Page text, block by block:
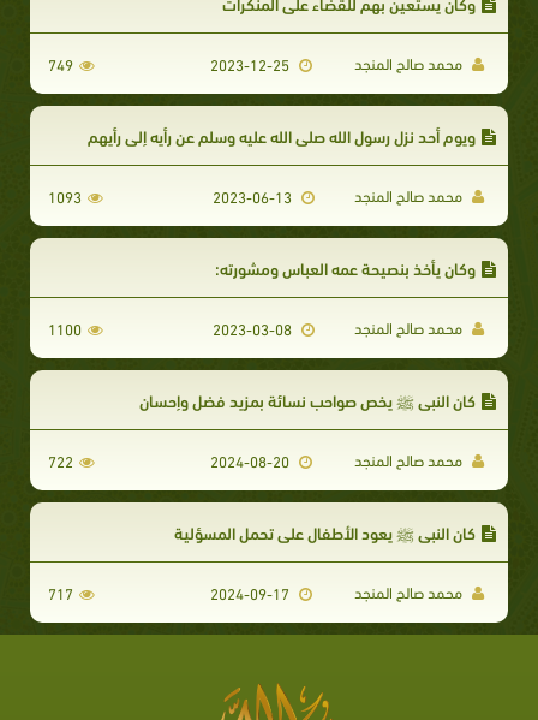
محمد صالح المنجد 2023-12-25
749
ويوم أحد نزل رسول الله صلى الله عليه وسلم عن رأيه إلى رأيهم
محمد صالح المنجد 2023-06-13
1093
وكان يأخذ بنصيحة عمه العباس ومشورته:
محمد صالح المنجد 2023-03-08
1100
كان النبي ﷺ يخص صواحب نسائة بمزيد فضل وإحسان
محمد صالح المنجد 2024-08-20
722
كان النبي ﷺ يعود الأطفال على تحمل المسؤلية
محمد صالح المنجد 717